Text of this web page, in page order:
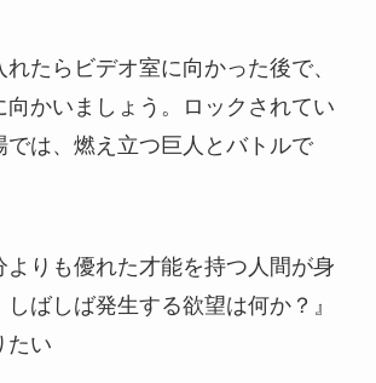
たらビデオ室に向かった後で、
向かいましょう。ロックされてい
では、燃え立つ巨人とバトルで
よりも優れた才能を持つ人間が身
ばしば発生する欲望は何か？』
たい